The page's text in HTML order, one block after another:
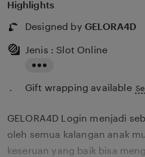
Highlights
Designed by GELORA4D
the
description
Jenis : Slot Online
Gift wrapping available
GELORA4D Login menjadi
oleh semua kalangan anak
keseruan yang baik bisa